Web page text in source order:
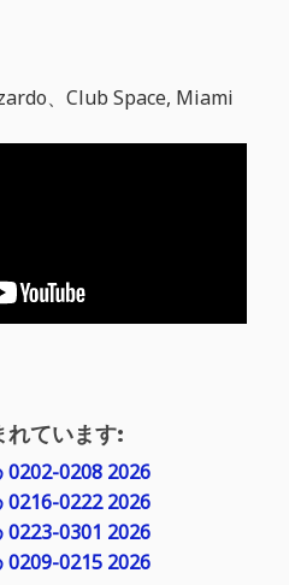
、Club Space, Miami
れています:
0202-0208 2026
0216-0222 2026
0223-0301 2026
0209-0215 2026